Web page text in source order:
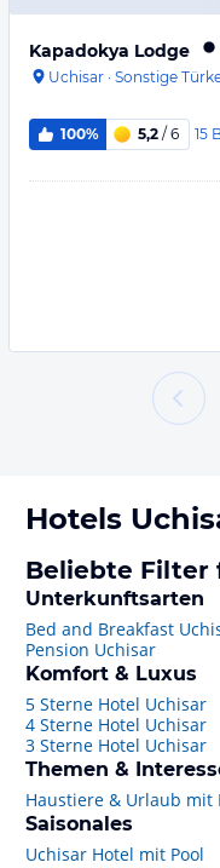
Kapadokya Lodge
Uchisar · Sonstige
100% 5,2 / 6 15
Hotels
Beliebte Filter
Unterkunftsarten
Bed and Breakfast
Pension Uchisar
Komfort & Luxus
5 Sterne Hotel Uchisar
4 Sterne Hotel Uchisar
3 Sterne Hotel Uchisar
Themen &
Haustiere & Urlaub mit
Saisonales
Uchisar Hotel mit Pool